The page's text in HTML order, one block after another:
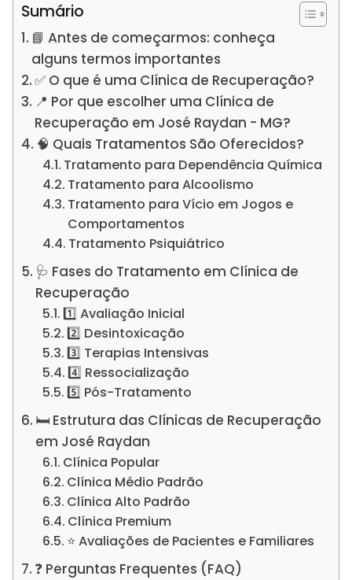
Sumário
📘 Antes de começarmos: conheça
alguns termos importantes
✅ O que é uma Clínica de Recuperação?
📍 Por que escolher uma Clínica de
Recuperação em José Raydan - MG?
🧠 Quais Tratamentos São Oferecidos?
Tratamento para Dependência Química
Tratamento para Alcoolismo
Tratamento para Vício em Jogos e
Comportamentos
Tratamento Psiquiátrico
🩺 Fases do Tratamento em Clínica de
Recuperação
1️⃣ Avaliação Inicial
2️⃣ Desintoxicação
3️⃣ Terapias Intensivas
4️⃣ Ressocialização
5️⃣ Pós-Tratamento
🛏️ Estrutura das Clínicas de Recuperação
em José Raydan
Clínica Popular
Clínica Médio Padrão
Clínica Alto Padrão
Clínica Premium
⭐ Avaliações de Pacientes e Familiares
❓ Perguntas Frequentes (FAQ)